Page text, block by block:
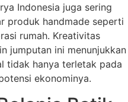
Indonesia juga sering
produk handmade seperti
rumah. Kreativitas
jumputan ini menunjukkan
tidak hanya terletak pada
ekonominya.